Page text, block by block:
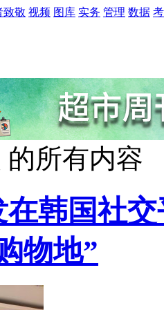
致敬 视频 图库 实务 管理 数据
的所有内容
在韩国社
物地”